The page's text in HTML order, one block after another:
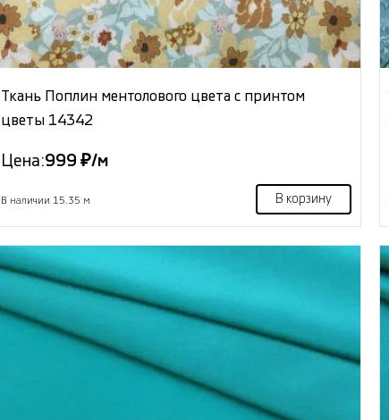
Ткань Поплин ментолового цвета с принтом
цветы 14342
Цена:999 ₽/м
В наличии 15.35 м В корзину